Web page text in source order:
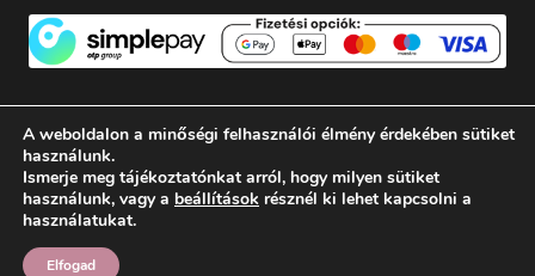
© 2026 SWEETIC CSOKOLÁDÉ MANUFAKTÚRA
SWEETIC@SWEETIC.HU | |
A weboldalon a minőségi felhasználói élmény érdekében sütiket
használunk.
Ismerje meg tájékoztatónkat arról, hogy milyen sütiket
használunk, vagy a beállítások résznél ki lehet kapcsolni a
használatukat.
Elfogad